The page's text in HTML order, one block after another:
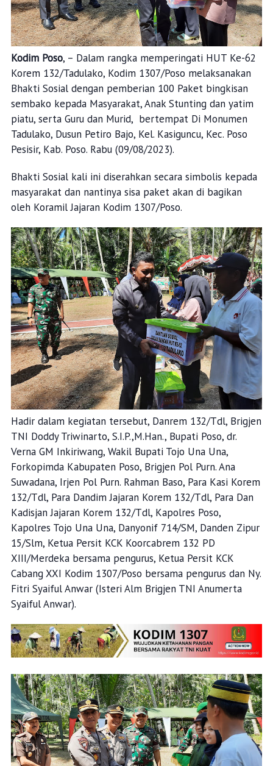
Kodim Poso, – Dalam rangka memperingati HUT Ke-62
Korem 132/Tadulako, Kodim 1307/Poso melaksanakan
Bhakti Sosial dengan pemberian 100 Paket bingkisan
sembako kepada Masyarakat, Anak Stunting dan yatim
piatu, serta Guru dan Murid, bertempat Di Monumen
Tadulako, Dusun Petiro Bajo, Kel. Kasiguncu, Kec. Poso
Pesisir, Kab. Poso. Rabu (09/08/2023).
Bhakti Sosial kali ini diserahkan secara simbolis kepada
masyarakat dan nantinya sisa paket akan di bagikan
oleh Koramil Jajaran Kodim 1307/Poso.
Hadir dalam kegiatan tersebut, Danrem 132/Tdl, Brigjen
TNI Doddy Triwinarto, S.I.P.,M.Han., Bupati Poso, dr.
Verna GM Inkiriwang, Wakil Bupati Tojo Una Una,
Forkopimda Kabupaten Poso, Brigjen Pol Purn. Ana
Suwadana, Irjen Pol Purn. Rahman Baso, Para Kasi Korem
132/Tdl, Para Dandim Jajaran Korem 132/Tdl, Para Dan
Kadisjan Jajaran Korem 132/Tdl, Kapolres Poso,
Kapolres Tojo Una Una, Danyonif 714/SM, Danden Zipur
15/Slm, Ketua Persit KCK Koorcabrem 132 PD
XIII/Merdeka bersama pengurus, Ketua Persit KCK
Cabang XXI Kodim 1307/Poso bersama pengurus dan Ny.
Fitri Syaiful Anwar (Isteri Alm Brigjen TNI Anumerta
Syaiful Anwar).